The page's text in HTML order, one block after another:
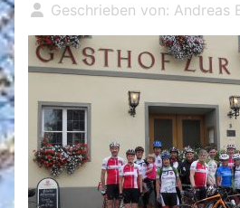
Geschrieben von: Andreas